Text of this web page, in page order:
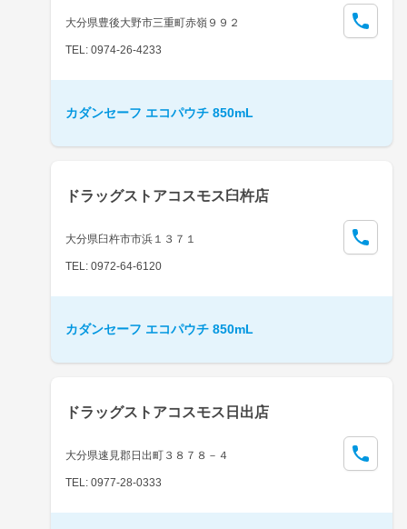
大分県豊後大野市三重町赤嶺９９２
TEL: 0974-26-4233
カダンセーフ エコパウチ 850mL
ドラッグストアコスモス臼杵店
大分県臼杵市市浜１３７１
TEL: 0972-64-6120
カダンセーフ エコパウチ 850mL
ドラッグストアコスモス日出店
大分県速見郡日出町３８７８－４
TEL: 0977-28-0333